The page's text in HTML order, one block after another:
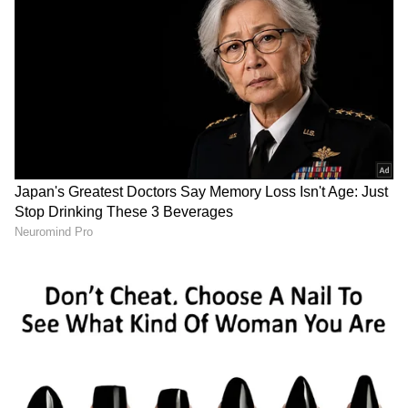
ಆಧುನೀಕರಣದತ್ತ ದಾಪುಗಾಲು ಹಾಕುತ್ತಿರುವ ನವ ಭಾರತಕ್ಕೆ
ಸ್ವಾತಂತ್ರ್ಯ ಸಿಕ್ಕಿ 75 ವರ್ಷಗಳು ತುಂಬಿದ ಬೆನ್ನಲ್ಲೇ ಆಧುನಿಕ
ಸ್ಪರ್ಶದೊಂದಿಗೆ ಹೊಸ ಸಂಸತ್‌ ಭವನ
ಲೋಕಾರ್ಪಣೆಯಾಗಿದೆ. ಬೆಳಗ್ಗೆ 7.25ರ ಸುಮಾರಿಗೆ ಪ್ರಧಾನಿ
ಮೋದಿ ನೂತನ ಸಂಸತ್‌ ಭವನಕ್ಕೆ ಆಗಮಿಸಿದ್ದು ,ಪೂಜಾ
ಕೈಂಕರ್ಯ ನಡೆಸಿದ್ದಾರೆ.
Inauguration: ಪ್ರಧಾನಿ ಮೋದಿಯಿಂದ ರಾಜದಂಡ
ಪ್ರತಿಷ್ಠಾಪನೆ; ಸಂಸತ್‌ ಭವನದಲ್ಲಿ ಸರ್ವಧರ್ಮ ಪ್ರಾರ್ಥನೆ